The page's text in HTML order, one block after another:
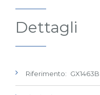
Dettagli
Riferimento: GX1463B